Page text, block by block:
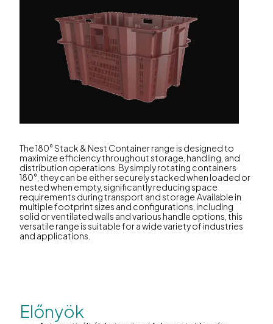
The 180° Stack & Nest Container range is designed to
maximize efficiency throughout storage, handling, and
distribution operations. By simply rotating containers
180°, they can be either securely stacked when loaded or
nested when empty, significantly reducing space
requirements during transport and storage.Available in
multiple footprint sizes and configurations, including
solid or ventilated walls and various handle options, this
versatile range is suitable for a wide variety of industries
and applications.
Előnyök